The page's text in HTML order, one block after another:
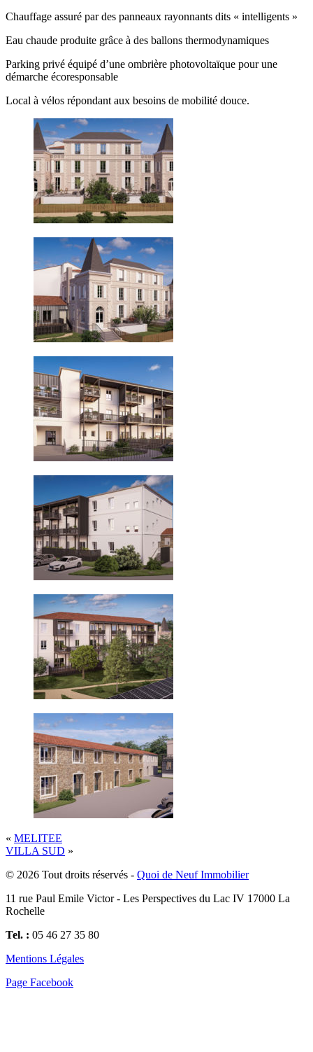
Chauffage assuré par des panneaux rayonnants dits « intelligents »
Eau chaude produite grâce à des ballons thermodynamiques
Parking privé équipé d’une ombrière photovoltaïque pour une
démarche écoresponsable
Local à vélos répondant aux besoins de mobilité douce.
« MELITEE
VILLA SUD »
© 2026 Tout droits réservés - Quoi de Neuf Immobilier
11 rue Paul Emile Victor - Les Perspectives du Lac IV 17000 La
Rochelle
Tel. : 05 46 27 35 80
Mentions Légales
Page Facebook